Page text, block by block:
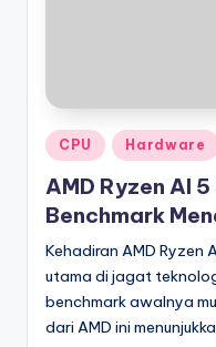
Posted
in
CPU Hardware
AMD Ryzen AI
Benchmark
Kehadiran AMD Ryzen
utama di jagat
benchmark awalnya
dari AMD ini